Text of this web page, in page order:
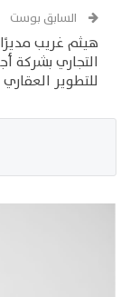
السابق بوست
هيثم غريب
التجاري بشركة
للتطوير العقاري